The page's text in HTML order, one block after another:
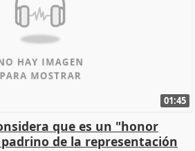
01:45
que es un "honor
de la representación